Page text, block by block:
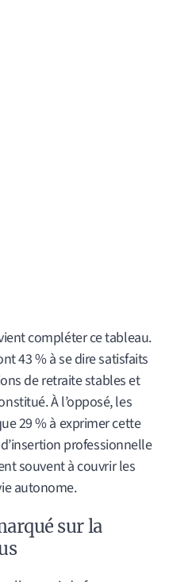
compléter ce tableau.
43 % à se dire satisfaits
de retraite stables et
À l’opposé, les
29 % à exprimer cette
professionnelle
souvent à couvrir les
autonome.
sur la